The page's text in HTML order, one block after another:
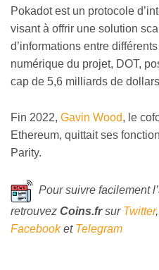
Pokadot est un protocole
visant à offrir une solution
d’informations entre
numérique du projet, DOT,
cap de 5,6 milliards de
Fin 2022, Gavin Wood, le
Ethereum, quittait ses
Parity.
Pour suivre facilement
retrouvez Coins.frsur Twitter,
Facebooket Telegram